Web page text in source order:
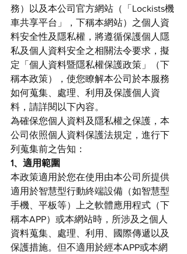
務）以及本公司官方網站（「Lockists機
車共享平台」，下稱本網站）之個人資
料安全性及隱私權，將遵循保護個人隱
私及個人資料安全之相關法令要求，擬
定「個人資料暨隱私權保護政策」（下
稱本政策），使您瞭解本公司於本服務
如何蒐集、處理、利用及保護個人資
料，請詳閱以下內容。
為確保您個人資料及隱私權之保護，本
公司依照個人資料保護法規定，進行下
列蒐集前之告知：
1、適用範圍
本政策適用於您在使用由本公司所提供
適用於智慧型行動終端設備（如智慧型
手機、平板等）上之軟體應用程式（下
稱本APP）或本網站時，所涉及之個人
資料蒐集、處理、利用、國際傳遞以及
保護措施。但不適用於經本APP或本網